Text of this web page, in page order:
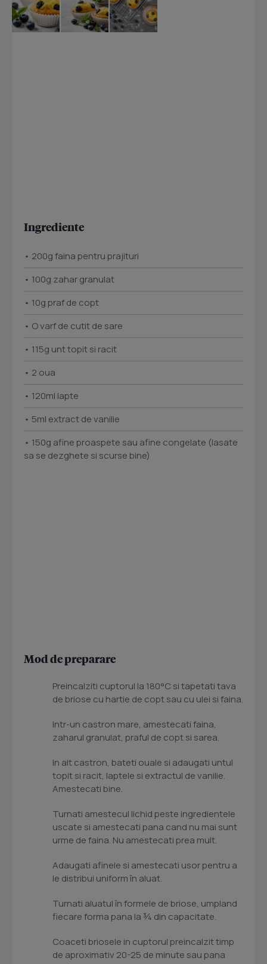
Ingrediente
• 200g faina pentru prajituri
• 100g zahar granulat
• 10g praf de copt
• O varf de cutit de sare
• 115g unt topit si racit
• 2 oua
• 120ml lapte
• 5ml extract de vanilie
• 150g afine proaspete sau afine congelate (lasate
sa se dezghete si scurse bine)
Mod de preparare
Preincalziti cuptorul la 180°C si tapetati tava
de briose cu hartie de copt sau cu ulei si faina.
Intr-un castron mare, amestecati faina,
zaharul granulat, praful de copt si sarea.
In alt castron, bateti ouale si adaugati untul
topit si racit, laptele si extractul de vanilie.
Amestecati bine.
Turnati amestecul lichid peste ingredientele
uscate si amestecati pana cand nu mai sunt
urme de faina. Nu amestecati prea mult.
Adaugati afinele si amestecati usor pentru a
le distribui uniform în aluat.
Turnati aluatul în formele de briose, umpland
fiecare forma pana la ¾ din capacitate.
Coaceti briosele in cuptorul preincalzit timp
de aproximativ 20-25 de minute sau pana